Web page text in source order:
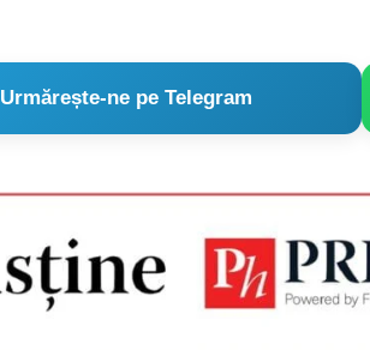
Urmărește-ne pe Telegram